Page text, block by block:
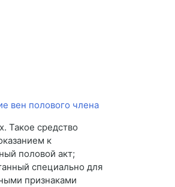
Такое средство
к
половой акт;
специально для
признаками